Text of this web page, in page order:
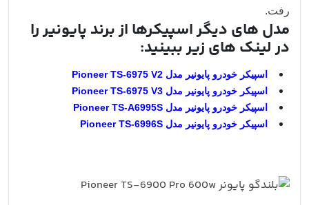
رفت.
مدل های دیگر اسپیکرها از برند پایونیر را
در لینک های زیر ببینید:
اسپیکر خودرو پایونیر مدل Pioneer TS-6975 V2
اسپیکر خودرو پایونیر مدل Pioneer TS-6975 V3
اسپیکر خودرو پایونیر مدل Pioneer TS-A6995S
اسپیکر خودرو پایونیر مدل Pioneer TS-6996S